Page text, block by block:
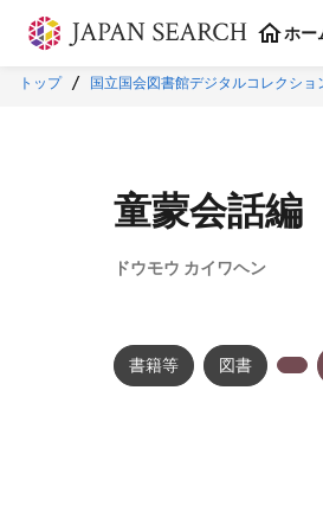
本文に飛ぶ
ホー
トップ 国立国会図書館デジタルコレクショ
童蒙会話編
ドウモウ カイワヘン
書籍等 図書